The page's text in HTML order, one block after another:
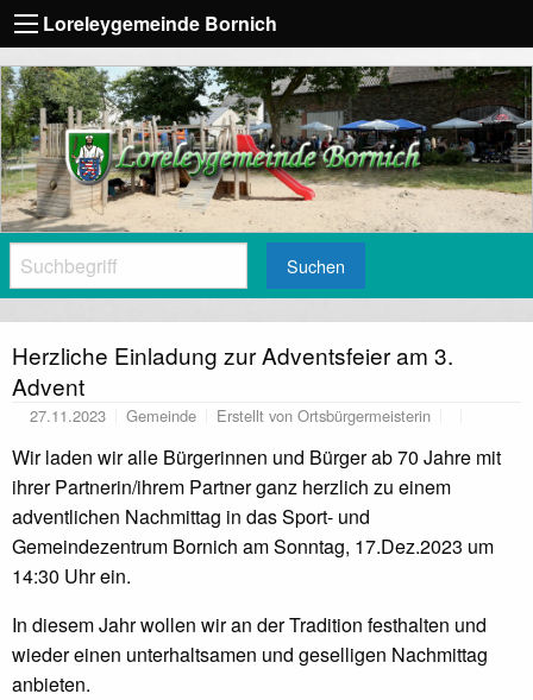
Loreleygemeinde Bornich
Suchen
Herzliche Einladung zur Adventsfeier am 3.
Advent
27.11.2023 Gemeinde Erstellt von Ortsbürgermeisterin
Wir laden wir alle Bürgerinnen und Bürger ab 70 Jahre mit
ihrer Partnerin/ihrem Partner ganz herzlich zu einem
adventlichen Nachmittag in das Sport- und
Gemeindezentrum Bornich am Sonntag, 17.Dez.2023 um
14:30 Uhr ein.
In diesem Jahr wollen wir an der Tradition festhalten und
wieder einen unterhaltsamen und geselligen Nachmittag
anbieten.